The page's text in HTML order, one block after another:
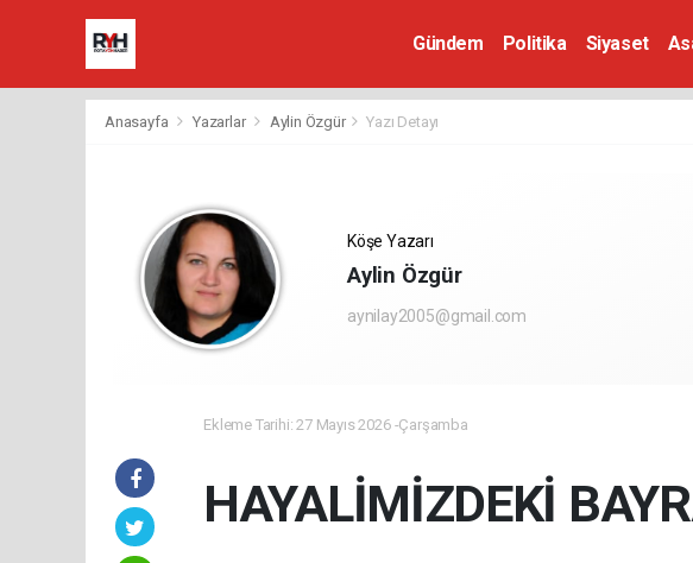
Gündem Politika Siyaset
Anasayfa Yazarlar Aylin Özgür Yazı Detayı
Köşe Yazarı
Aylin Özgür
aynilay2005@gmail.com
Ekleme Tarihi: 27 Mayıs 2026 -Çarşamba
HAYALİMİZDEKİ